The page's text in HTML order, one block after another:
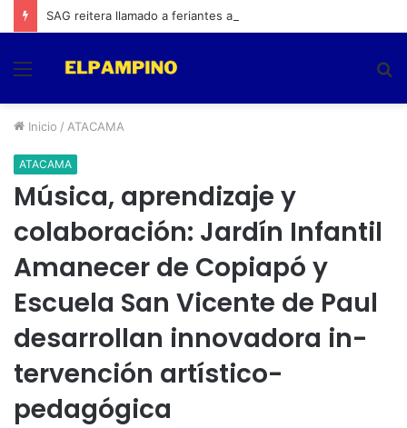
Menú
Inicio / ATACAMA
ATACAMA
Música, aprendizaje y
colaboración: Jardín Infantil
Amanecer de Copiapó y
Escuela San Vicente de Paul
desarrollan innovadora in-
tervención artístico-
pedagógica